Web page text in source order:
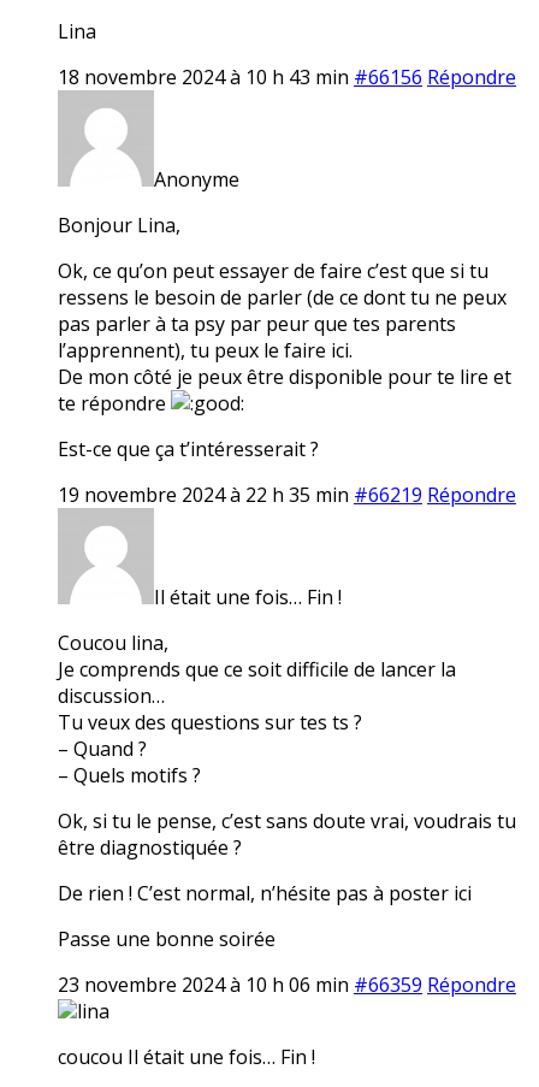
Lina
18 novembre 2024 à 10 h 43 min #66156 Répondre
Anonyme
Bonjour Lina,
Ok, ce qu’on peut essayer de faire c’est que si tu
ressens le besoin de parler (de ce dont tu ne peux
pas parler à ta psy par peur que tes parents
l’apprennent), tu peux le faire ici.
De mon côté je peux être disponible pour te lire et
te répondre
Est-ce que ça t’intéresserait ?
19 novembre 2024 à 22 h 35 min #66219 Répondre
Il était une fois… Fin !
Coucou lina,
Je comprends que ce soit difficile de lancer la
discussion…
Tu veux des questions sur tes ts ?
– Quand ?
– Quels motifs ?
Ok, si tu le pense, c’est sans doute vrai, voudrais tu
être diagnostiquée ?
De rien ! C’est normal, n’hésite pas à poster ici
Passe une bonne soirée
23 novembre 2024 à 10 h 06 min #66359 Répondre
lina
coucou Il était une fois… Fin !